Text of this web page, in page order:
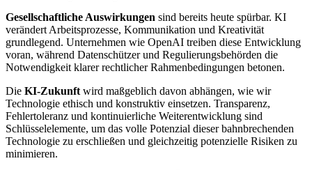
Gesellschaftliche Auswirkungen sind bereits heute spürbar. KI
verändert Arbeitsprozesse, Kommunikation und Kreativität
grundlegend. Unternehmen wie OpenAI treiben diese Entwicklung
voran, während Datenschützer und Regulierungsbehörden die
Notwendigkeit klarer rechtlicher Rahmenbedingungen betonen.
Die KI-Zukunft wird maßgeblich davon abhängen, wie wir
Technologie ethisch und konstruktiv einsetzen. Transparenz,
Fehlertoleranz und kontinuierliche Weiterentwicklung sind
Schlüsselelemente, um das volle Potenzial dieser bahnbrechenden
Technologie zu erschließen und gleichzeitig potenzielle Risiken zu
minimieren.